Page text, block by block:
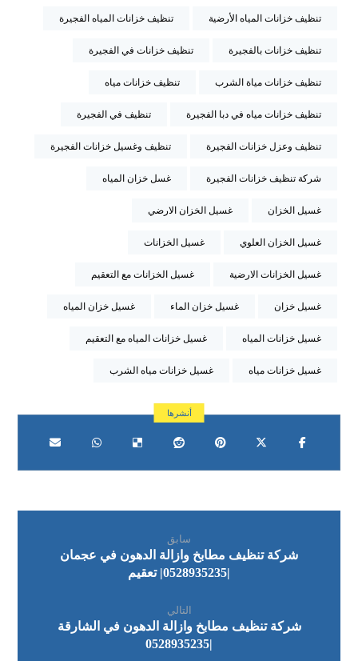
تنظيف خزانات المياه الأرضية تنظيف خزانات المياه الفجيرة
تنظيف خزانات بالفجيرة تنظيف خزانات في الفجيرة
تنظيف خزانات مياة الشرب تنظيف خزانات مياه
تنظيف خزانات مياه في دبا الفجيرة تنظيف في الفجيرة
تنظيف وعزل خزانات الفجيرة تنظيف وغسيل خزانات الفجيرة
شركة تنظيف خزانات الفجيرة غسل خزان المياه
غسيل الخزان غسيل الخزان الارضي
غسيل الخزان العلوي غسيل الخزانات
غسيل الخزانات الارضية غسيل الخزانات مع التعقيم
غسيل خزان غسيل خزان الماء غسيل خزان المياه
غسيل خزانات المياه غسيل خزانات المياه مع التعقيم
غسيل خزانات مياه غسيل خزانات مياه الشرب
سابق
شركة تنظيف مطابخ وازالة الدهون في عجمان
|0528935235| تعقيم
التالي
شركة تنظيف مطابخ وازالة الدهون في الشارقة
|0528935235